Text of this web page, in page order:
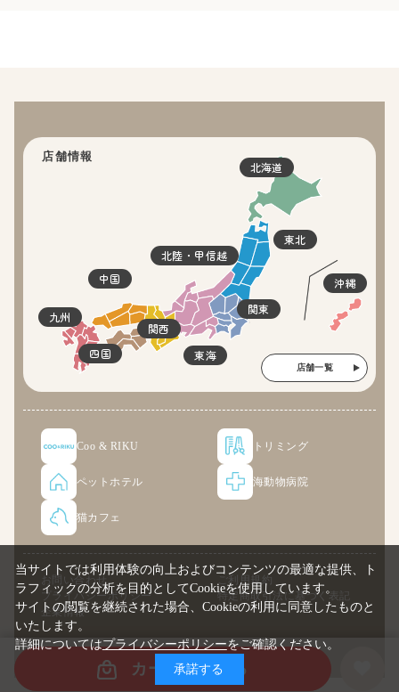
カートに入れる
店舗情報
北海道
東北
関東
北陸・甲信越
東海
関西
四国
中国
九州
沖縄
店舗一覧
Coo & RIKU トリミング
ペットホテル 海動物病院
猫カフェ
お問い合わせ
ご利用規約
プライバシーポリシー
特定商取引法に基づく表記
企業情報
© COO PREMIUM ONLINE
当サイトでは利用体験の向上およびコンテンツの最適な提供、ト
ラフィックの分析を目的としてCookieを使用しています。
サイトの閲覧を継続された場合、Cookieの利用に同意したものと
いたします。
詳細についてはプライバシーポリシーをご確認ください。
承諾する